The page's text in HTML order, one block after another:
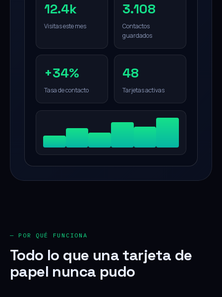
12.4k
Visitas este mes
3.108
Contactos
guardados
+34%
Tasa de contacto
48
Tarjetas activas
— POR QUÉ FUNCIONA
Todo lo que una tarjeta de
papel nunca pudo